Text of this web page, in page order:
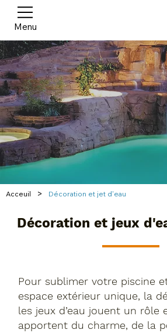
Menu
Acceuil > Décoration et jet d'eau
Décoration et jeux
Pour sublimer votre piscine
espace extérieur unique, la
les jeux d’eau jouent un rôle
apportent du charme, de la